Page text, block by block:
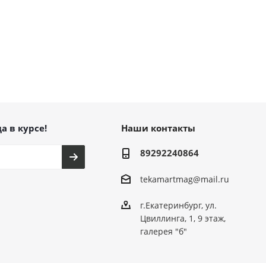
в курсе! Наши контакты
89292240864
tekamartmag@mail.ru
г.Екатеринбург, ул.
Цвиллинга, 1, 9 этаж,
галерея "б"